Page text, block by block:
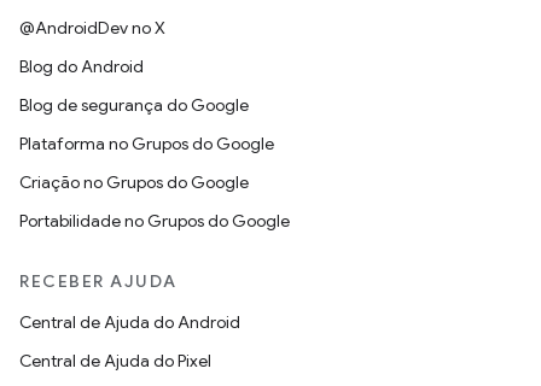
@AndroidDev no X
Blog do Android
Blog de segurança do Google
Plataforma no Grupos do Google
Criação no Grupos do Google
Portabilidade no Grupos do Google
RECEBER AJUDA
Central de Ajuda do Android
Central de Ajuda do Pixel